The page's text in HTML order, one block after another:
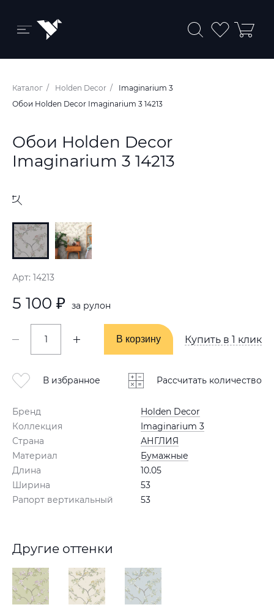
Бренды и коллекции
Ковры
Обои
Ткани
Каталог Holden Decor
Imaginarium 3
Обои Holden Decor Imaginarium 3 14213
Обои Holden Decor
Imaginarium 3 14213
Арт: 14213
5 100 ₽ за рулон
В корзину
В корзину Купить в 1 клик
В избранное Рассчитать количество
Бренд
Holden Decor
Коллекция
Imaginarium 3
Страна
АНГЛИЯ
Материал
Бумажные
Длина
10.05
Ширина
53
Рапорт вертикальный
53
Другие оттенки